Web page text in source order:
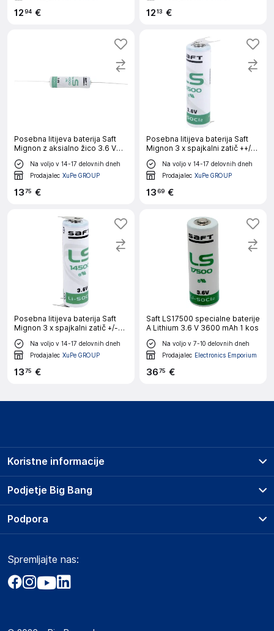
1294 € 1213 €
Posebna litijeva baterija Saft
Mignon z aksialno žico 3.6 V
2600 mAh Mignon (AA) (Ø x V)
14.5 mm x 50.5 mm
Na voljo v 14-17 delovnih dneh
Prodajalec XuPe GROUP
1375 €
Posebna litijeva baterija Saft
Mignon 3 x spajkalni zatič ++/-
3.6 V 2600 mAh Mignon (AA) (Ø
x V) 14.5 mm x 50 mm
Na voljo v 14-17 delovnih dneh
Prodajalec XuPe GROUP
1369 €
Posebna litijeva baterija Saft
Mignon 3 x spajkalni zatič +/--
3.6 V 2600 mAh Mignon (AA) (Ø
x V) 14.5 mm x 50 mm
Na voljo v 14-17 delovnih dneh
Prodajalec XuPe GROUP
1375 €
Saft LS17500 specialne baterije
A Lithium 3.6 V 3600 mAh 1 kos
Na voljo v 7-10 delovnih dneh
Prodajalec Electronics Emporium
3675 €
Podjetje Big Bang
O podjetju
Obvestila za javnost
Akt o digitalnih storitvah
Koristne informacije
Prodajna mesta
Storitve
Dostava, vnos in odvoz
Zavarovanje izdelkov
Podpora
Marketplace
Kako oddati naročilo?
Spremljajte nas: